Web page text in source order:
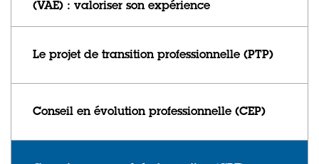
(VAE) : valoriser son expérience
Le projet de transition professionnelle (PTP)
Conseil en évolution professionnelle (CEP)